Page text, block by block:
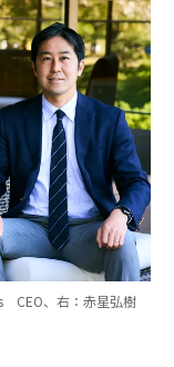
CEO、右：赤星弘樹